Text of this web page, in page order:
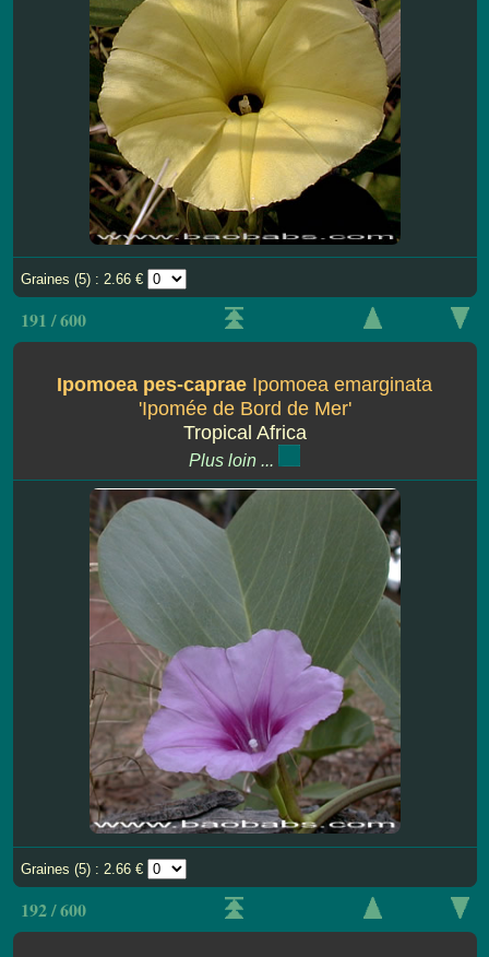
Graines (5) : 2.66 €
191 / 600
Ipomoea pes-caprae Ipomoea emarginata
'Ipomée de Bord de Mer'
Tropical Africa
Plus loin ...
Graines (5) : 2.66 €
192 / 600